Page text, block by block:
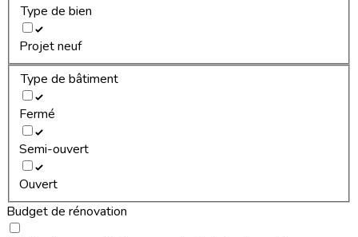
Type de bien
Projet neuf
Type de bâtiment
Fermé
Semi-ouvert
Ouvert
Budget de rénovation